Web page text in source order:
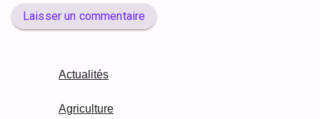
Laisser un commentaire
Actualités
Agriculture